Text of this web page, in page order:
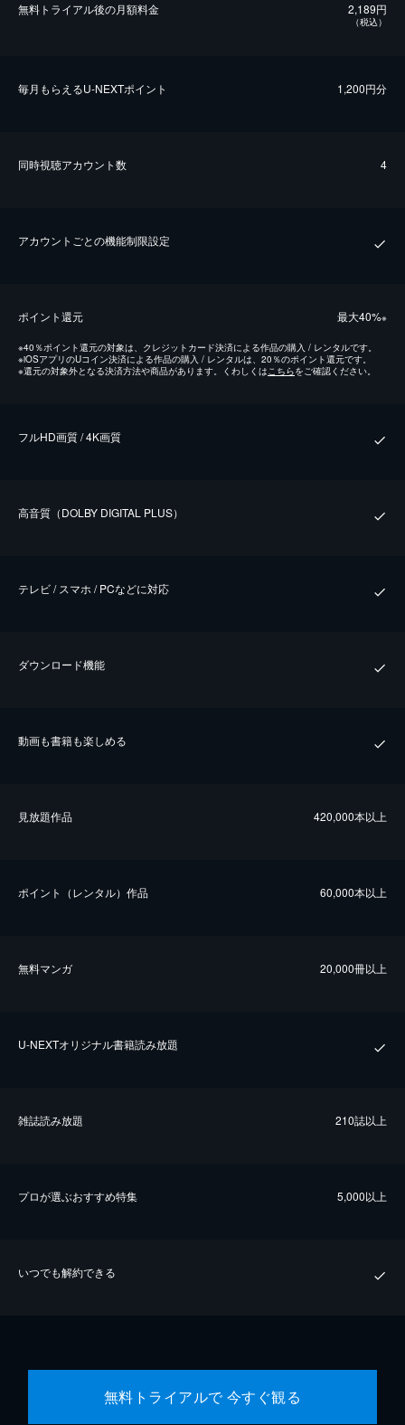
無料トライアル後の⽉額料金 2,189円
（税込）
毎⽉もらえるU-NEXTポイント 1,200円分
同時視聴アカウント数 4
アカウントごとの機能制限設定
ポイント還元 最⼤40%※
※40％ポイント還元の対象は、クレジットカード決済による作品の購入 / レンタルです。
※iOSアプリのUコイン決済による作品の購入 / レンタルは、20％のポイント還元です。
※還元の対象外となる決済方法や商品があります。くわしくはこちらをご確認ください。
フルHD画質 / 4K画質
⾼⾳質（DOLBY DIGITAL PLUS）
テレビ / スマホ / PCなどに対応
ダウンロード機能
動画も書籍も楽しめる
⾒放題作品 420,000本以上
ポイント（レンタル）作品 60,000本以上
無料マンガ 20,000冊以上
U-NEXTオリジナル書籍読み放題
雑誌読み放題 210誌以上
プロが選ぶおすすめ特集 5,000以上
いつでも解約できる
無料トライアルで 今すぐ観る